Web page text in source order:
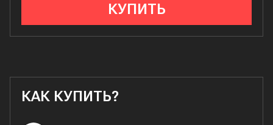
КУПИТЬ
КАК КУПИТЬ?